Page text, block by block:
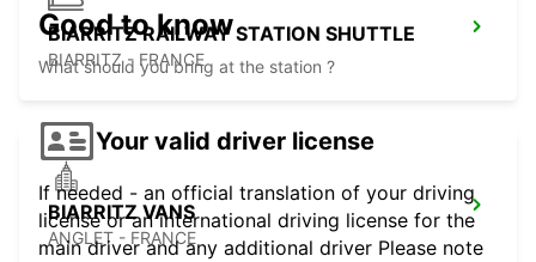
BIARRITZ RAILWAY STATION SHUTTLE
BIARRITZ - FRANCE
BIARRITZ VANS
ANGLET - FRANCE
Good to know
What should you bring at the station ?
Your valid driver license
If needed - an official translation of your driving
license or an international driving license for the
main driver and any additional driver Please note